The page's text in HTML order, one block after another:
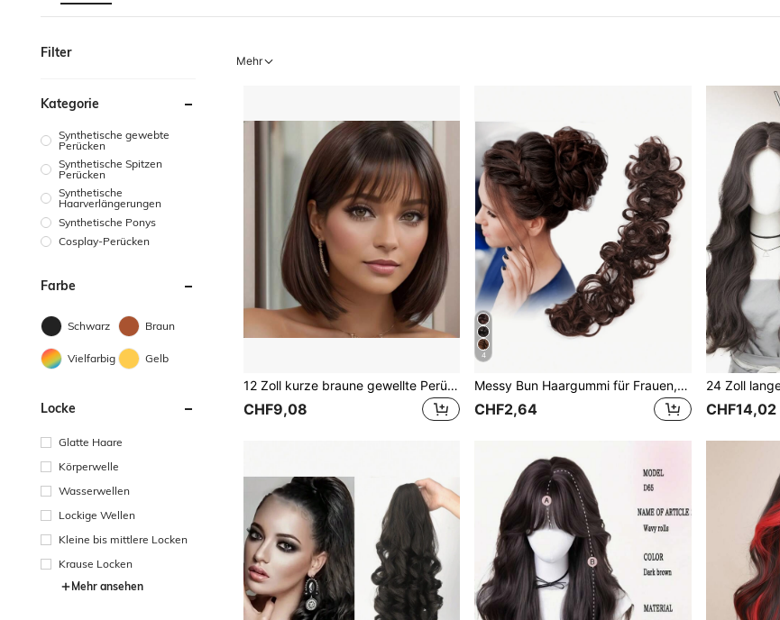
Filter
Kategorie
Synthetische gewebte
Perücken
Synthetische Spitzen
Perücken
Synthetische
Haarverlängerungen
Synthetische Ponys
Cosplay-Perücken
Farbe
Schwarz Braun
Vielfarbig Gelb
Locke
Glatte Haare
Körperwelle
Wasserwellen
Lockige Wellen
Kleine bis mittlere Locken
Krause Locken
Mehr ansehen
Mehr
12 Zoll kurze braune gewellte Perücke, natürlich aussehende, hitzebeständige synthetische Perücke mit verstellbarem Tragekomfort für den Alltag und Cosplay
CHF9,08
4
Messy Bun Haargummi für Frauen, synthetische Haarverlängerung mit gedrehtem Pferdeschwanz und welligem Bun
CHF2,64 CHF14,02